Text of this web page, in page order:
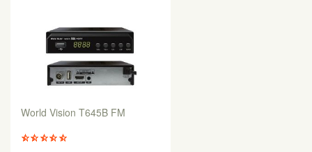
World Vision T645B FM